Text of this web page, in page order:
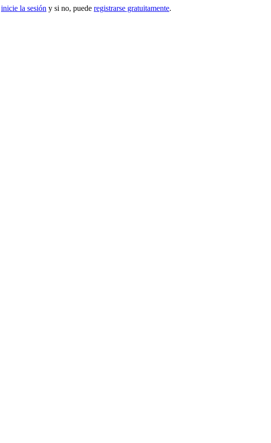
inicie la sesión y si no, puede registrarse gratuitamente.